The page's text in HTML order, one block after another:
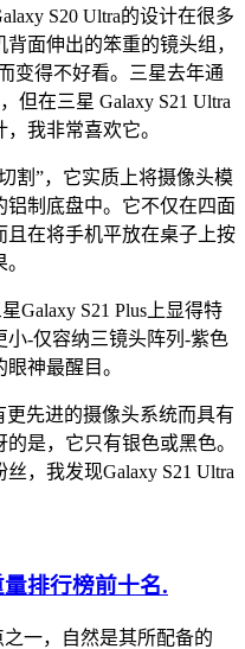
S20 Ultra的设计在很多
面伸出的笨重的镜头组，
变得不好看。三星去年通
但在三星 Galaxy S21 Ultra
我非常喜欢它。
割”，它实质上将摄像头模
制底盘中。它不仅在四面
在将手机平放在桌子上按
Galaxy S21 Plus上显得特
-仅容纳三镜头阵列-紫色
神最醒目。
更先进的摄像头系统而具有
是，它只有银色或黑色。
，我发现Galaxy S21 Ultra
.
一，自然是其所配备的